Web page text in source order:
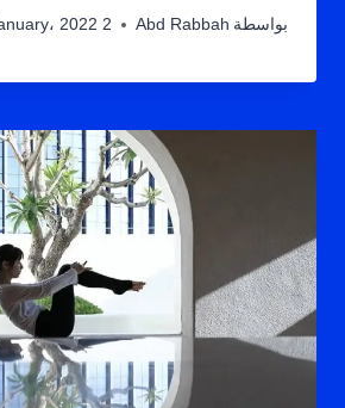
بواسطة Abd Rabbah 2 January، 2022